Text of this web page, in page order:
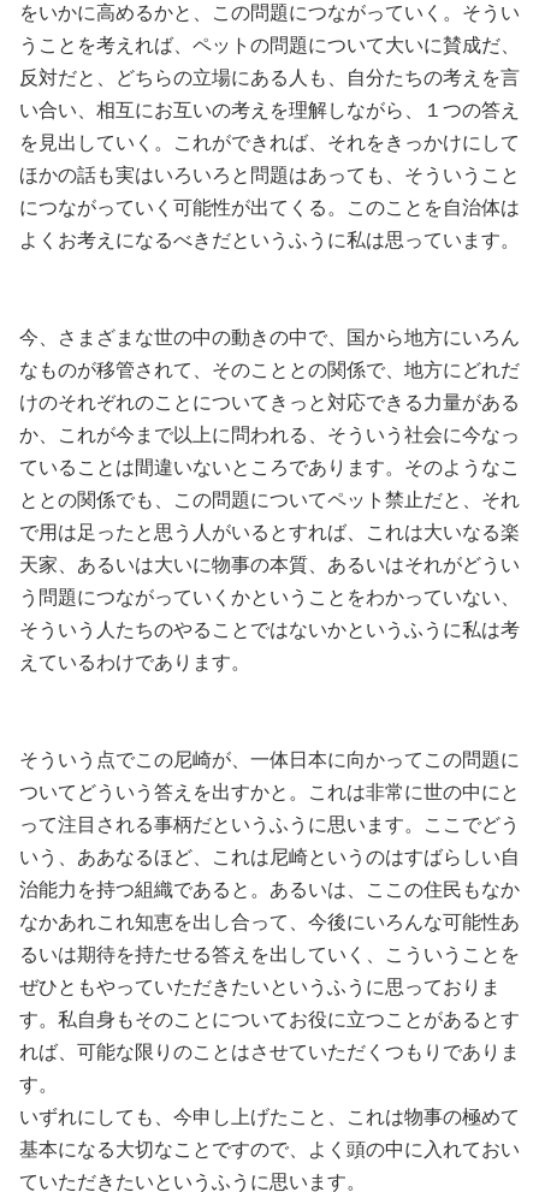
をいかに高めるかと、この問題につながっていく。そうい
うことを考えれば、ペットの問題について大いに賛成だ、
反対だと、どちらの立場にある人も、自分たちの考えを言
い合い、相互にお互いの考えを理解しながら、１つの答え
を見出していく。これができれば、それをきっかけにして
ほかの話も実はいろいろと問題はあっても、そういうこと
につながっていく可能性が出てくる。このことを自治体は
よくお考えになるべきだというふうに私は思っています。
今、さまざまな世の中の動きの中で、国から地方にいろん
なものが移管されて、そのこととの関係で、地方にどれだ
けのそれぞれのことについてきっと対応できる力量がある
か、これが今まで以上に問われる、そういう社会に今なっ
ていることは間違いないところであります。そのようなこ
ととの関係でも、この問題についてペット禁止だと、それ
で用は足ったと思う人がいるとすれば、これは大いなる楽
天家、あるいは大いに物事の本質、あるいはそれがどうい
う問題につながっていくかということをわかっていない、
そういう人たちのやることではないかというふうに私は考
えているわけであります。
そういう点でこの尼崎が、一体日本に向かってこの問題に
ついてどういう答えを出すかと。これは非常に世の中にと
って注目される事柄だというふうに思います。ここでどう
いう、ああなるほど、これは尼崎というのはすばらしい自
治能力を持つ組織であると。あるいは、ここの住民もなか
なかあれこれ知恵を出し合って、今後にいろんな可能性あ
るいは期待を持たせる答えを出していく、こういうことを
ぜひともやっていただきたいというふうに思っておりま
す。私自身もそのことについてお役に立つことがあるとす
れば、可能な限りのことはさせていただくつもりでありま
す。
いずれにしても、今申し上げたこと、これは物事の極めて
基本になる大切なことですので、よく頭の中に入れておい
ていただきたいというふうに思います。